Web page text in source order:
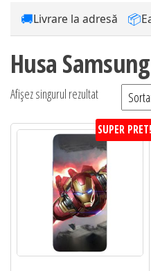
🚚Livrare la adresă 📦
Husa
Afișez singurul rezultat
SUPER PRET!